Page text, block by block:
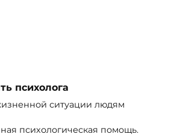
психолога
ситуации людям
психологическая помощь.